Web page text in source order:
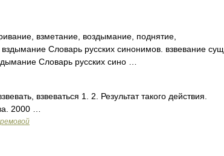
взметание, воздымание, поднятие,
Словарь русских синонимов. взвевание сущ.
Словарь русских сино …
взвеваться 1. 2. Результат такого действия.
2000 …